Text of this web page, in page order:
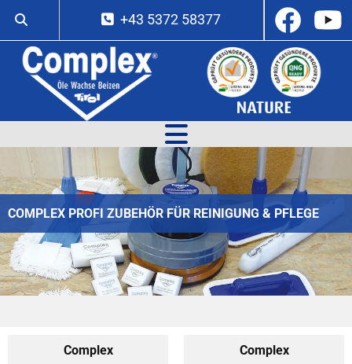
 +43 5372 58377
COMPLEX PROFI ZUBEHÖR FÜR REINIGUNG & PFLEGE
Complex
Complex